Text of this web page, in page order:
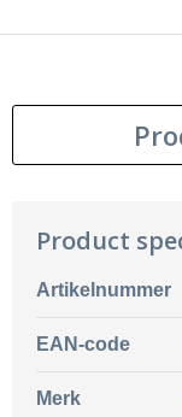
Product
Artikelnummer
EAN-code
Merk